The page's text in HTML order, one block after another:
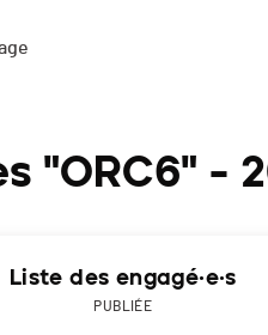
"ORC6" -
Liste des engagé·e·s
PUBLIÉE